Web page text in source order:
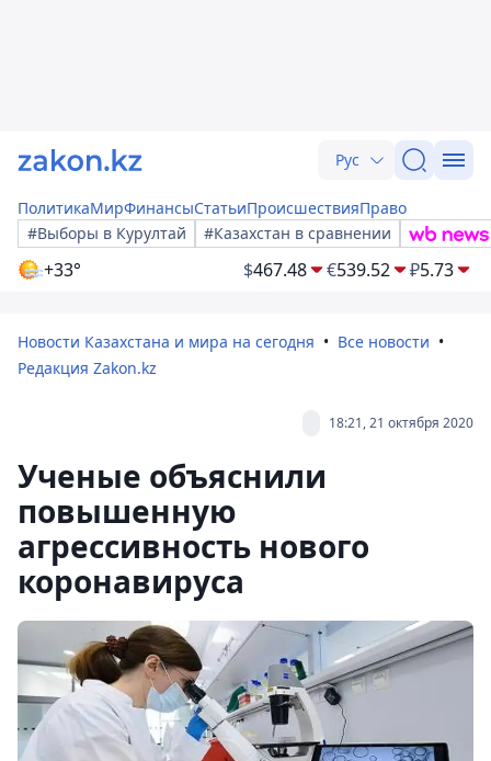
Рус
ПолитикаМирФинансыСтатьиПроисшествияПраво
#Выборы в Курултай
#Казахстан в сравнении
+33° $467.48 €539.52 ₽5.73
Новости Казахстана и мира на сегодня
Все новости
Редакция Zakon.kz
18:21, 21 октября 2020
Ученые объяснили
повышенную
агрессивность нового
коронавируса